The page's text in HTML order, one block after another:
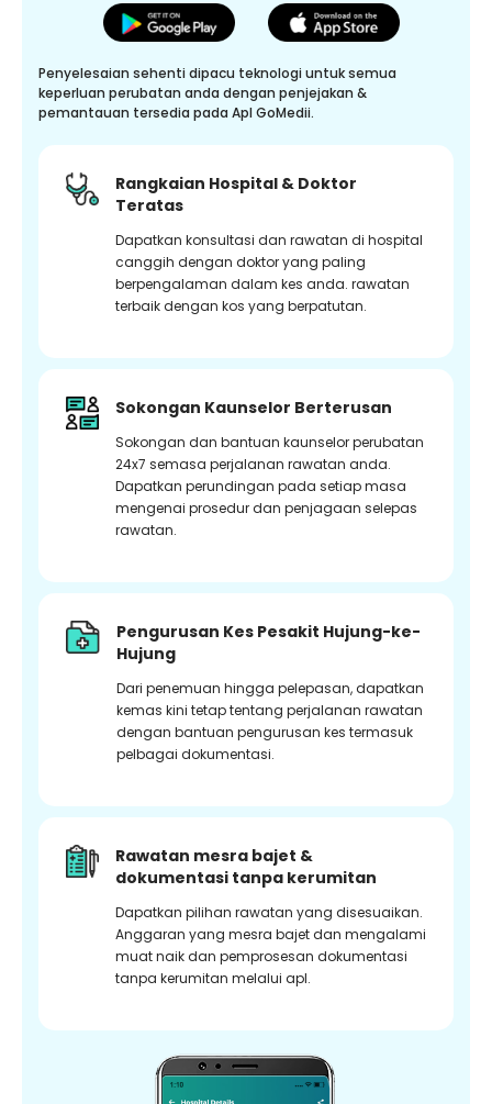
Penyelesaian sehenti dipacu teknologi untuk semua
keperluan perubatan anda dengan penjejakan &
pemantauan tersedia pada Apl GoMedii.
Rangkaian Hospital & Doktor
Teratas
Dapatkan konsultasi dan rawatan di hospital
canggih dengan doktor yang paling
berpengalaman dalam kes anda. rawatan
terbaik dengan kos yang berpatutan.
Sokongan Kaunselor Berterusan
Sokongan dan bantuan kaunselor perubatan
24x7 semasa perjalanan rawatan anda.
Dapatkan perundingan pada setiap masa
mengenai prosedur dan penjagaan selepas
rawatan.
Pengurusan Kes Pesakit Hujung-ke-
Hujung
Dari penemuan hingga pelepasan, dapatkan
kemas kini tetap tentang perjalanan rawatan
dengan bantuan pengurusan kes termasuk
pelbagai dokumentasi.
Rawatan mesra bajet &
dokumentasi tanpa kerumitan
Dapatkan pilihan rawatan yang disesuaikan.
Anggaran yang mesra bajet dan mengalami
muat naik dan pemprosesan dokumentasi
tanpa kerumitan melalui apl.